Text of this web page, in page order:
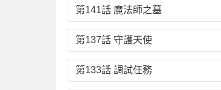
第141話 魔法師之墓
第137話 守護天使
第133話 調試任務